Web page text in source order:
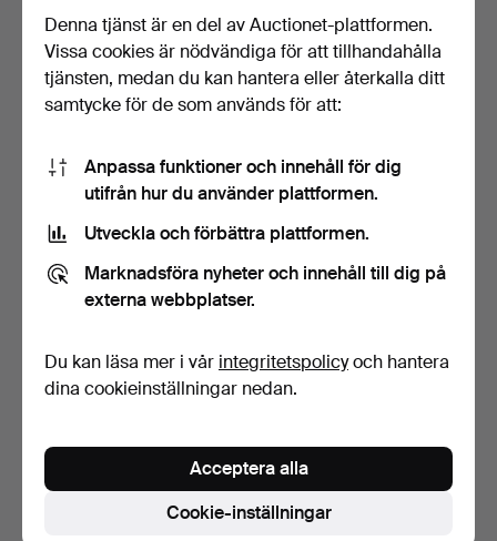
VAS, keramik, grön, UE=
Upsala Ekeby, reli…
Klubbades 19 jan 2018
2 bud
KAFFESERVIS, 38 delar,
porslin, Rosenthal …
Klubbades 18 jan 2018
2 bud
Denna tjänst är en del av Auctionet-plattformen.
Vissa cookies är nödvändiga för att tillhandahålla
tjänsten, medan du kan hantera eller återkalla ditt
samtycke för de som används för att:
Anpassa funktioner och innehåll för dig
utifrån hur du använder plattformen.
Utveckla och förbättra plattformen.
Marknadsföra nyheter och innehåll till dig på
externa webbplatser.
Du kan läsa mer i vår integritetspolicyoch hantera
dina cookieinställningar nedan.
Cookie-inställningar
Acceptera alla